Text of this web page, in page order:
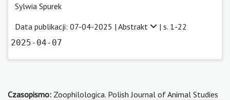
Sylwia Spurek
Data publikacji: 07-04-2025 | Abstrakt | s. 1-22
2025-04-07
Czasopismo: Zoophilologica. Polish Journal of Animal Studies